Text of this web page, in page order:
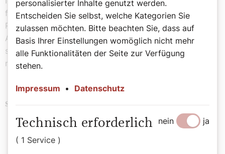
folgen. „Wenn fasten, dann fasten, wenn Rebhuhn, dann
Rebhuhn“, so sagt es die weise Mystikerin Teresa von
Avila. In diesem Sinn lassen Sie es sich weiter gut
schmecken, so dass es Ihnen guttut und lassen Sie sich
nicht zu schnellen Verkaufsabschlüssen verleiten!
Schlagwörter Bibel Fastenzeit Gesundheit
Kulinarik
personalisierter Inhalte genutzt werden.
Entscheiden Sie selbst, welche Kategorien Sie
zulassen möchten. Bitte beachten Sie, dass auf
Basis Ihrer Einstellungen womöglich nicht mehr
alle Funktionalitäten der Seite zur Verfügung
stehen.
Impressum • Datenschutz
Technisch erforderlich
( 1 Service )
nein ja